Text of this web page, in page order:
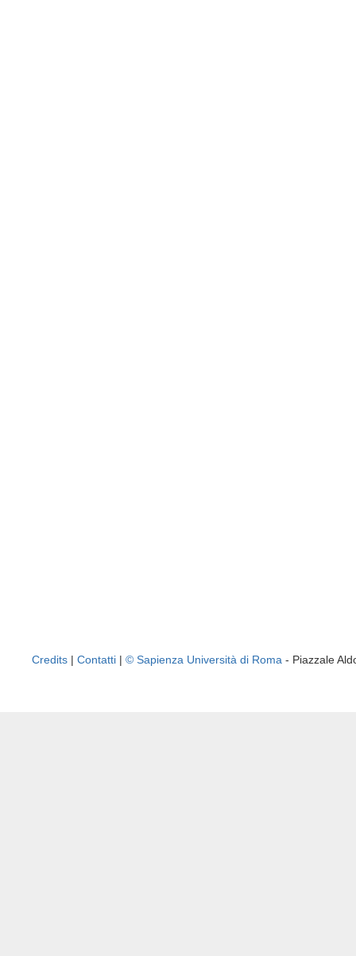
Credits | Contatti | © Sapienza Università di Roma - Piazzale